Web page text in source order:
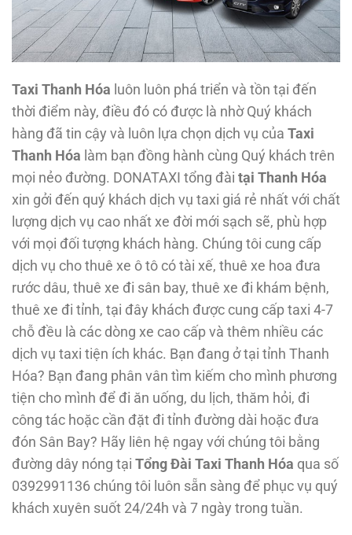
Taxi Thanh Hóa luôn luôn phá triển và tồn tại đến
thời điểm này, điều đó có được là nhờ Quý khách
hàng đã tin cậy và luôn lựa chọn dịch vụ của Taxi
Thanh Hóa làm bạn đồng hành cùng Quý khách trên
mọi nẻo đường. DONATAXI tổng đài tại Thanh Hóa
xin gởi đến quý khách dịch vụ taxi giá rẻ nhất với chất
lượng dịch vụ cao nhất xe đời mới sạch sẽ, phù hợp
với mọi đối tượng khách hàng. Chúng tôi cung cấp
dịch vụ cho thuê xe ô tô có tài xế, thuê xe hoa đưa
rước dâu, thuê xe đi sân bay, thuê xe đi khám bệnh,
thuê xe đi tỉnh, tại đây khách được cung cấp taxi 4-7
chỗ đều là các dòng xe cao cấp và thêm nhiều các
dịch vụ taxi tiện ích khác. Bạn đang ở tại tỉnh Thanh
Hóa? Bạn đang phân vân tìm kiếm cho mình phương
tiện cho mình để đi ăn uống, du lịch, thăm hỏi, đi
công tác hoặc cần đặt đi tỉnh đường dài hoặc đưa
đón Sân Bay? Hãy liên hệ ngay với chúng tôi bằng
đường dây nóng tại Tổng Đài Taxi Thanh Hóa qua số
0392991136 chúng tôi luôn sẵn sàng để phục vụ quý
khách xuyên suốt 24/24h và 7 ngày trong tuần.